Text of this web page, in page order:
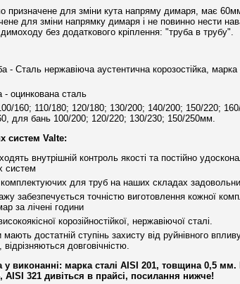
призначене для зміни кута напряму димаря, має
для зміни напрямку димаря і не повинно нести
без додаткового кріплення: "труба в трубу".
- Сталь нержавіюча аустентична корозостійка,
- оцинкована сталь
160; 110/180; 120/180; 130/200; 140/200; 150/220;
для бань 100/200; 120/220; 130/230; 150/250мм.
систем Valte:
внутрішній контроль якості та постійно
систем
для труб на наших складах
забезпечується точністю виготовлення кожної
за лічені години
корозійностійкої, нержавіючої сталі.
достатній ступінь захисту від руйнівного
відрізняються довговічністю.
у виконанні: марка сталі AISI 201, товщина 0,5
AISI 321 дивіться в прайсі, посилання нижче!